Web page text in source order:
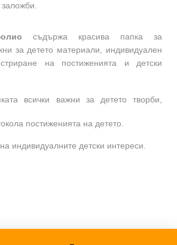
заложби.
съдържа красива папка за
за детето материали, индивидуален
на постиженията и детски
всички важни за детето творби,
постиженията на детето.
индивидуалните детски интереси.